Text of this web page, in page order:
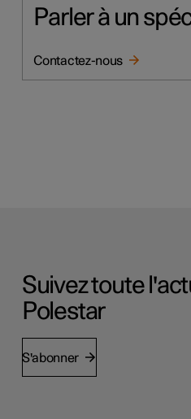
Parler à un
Contactez-nous
Suivez toute
Polestar
S'abonner